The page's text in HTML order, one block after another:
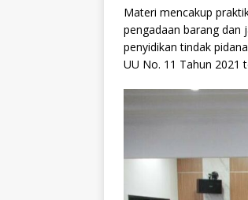
Materi mencakup
pengadaan barang dan
penyidikan tindak
UU No. 11 Tahun 2021